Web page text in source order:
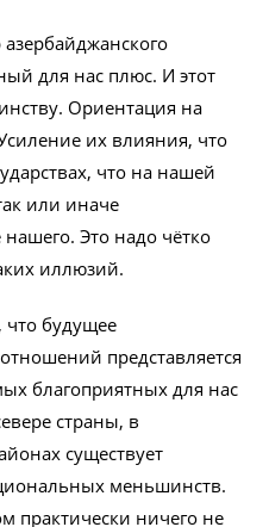
азербайджанского
для нас плюс. И этот
Ориентация на
их влияния, что
что на нашей
или иначе
Это надо чётко
иллюзий.
что будущее
представляется
благоприятных для нас
страны, в
существует
меньшинств.
практически ничего не